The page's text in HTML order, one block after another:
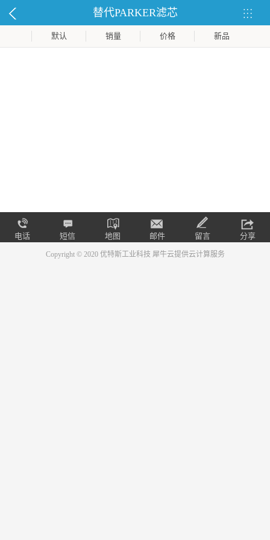
替代PARKER滤芯
默认 销量 价格 新品
电话 短信 地图 邮件 留言 分享
Copyright © 2020 优特斯工业科技 犀牛云提供云计算服务